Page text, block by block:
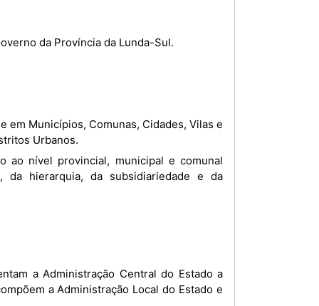
da Província da Lunda-Sul.
Urbanos.
da hierarquia, da subsidiariedade e da
a Administração Central do Estado a
a Administração Local do Estado e